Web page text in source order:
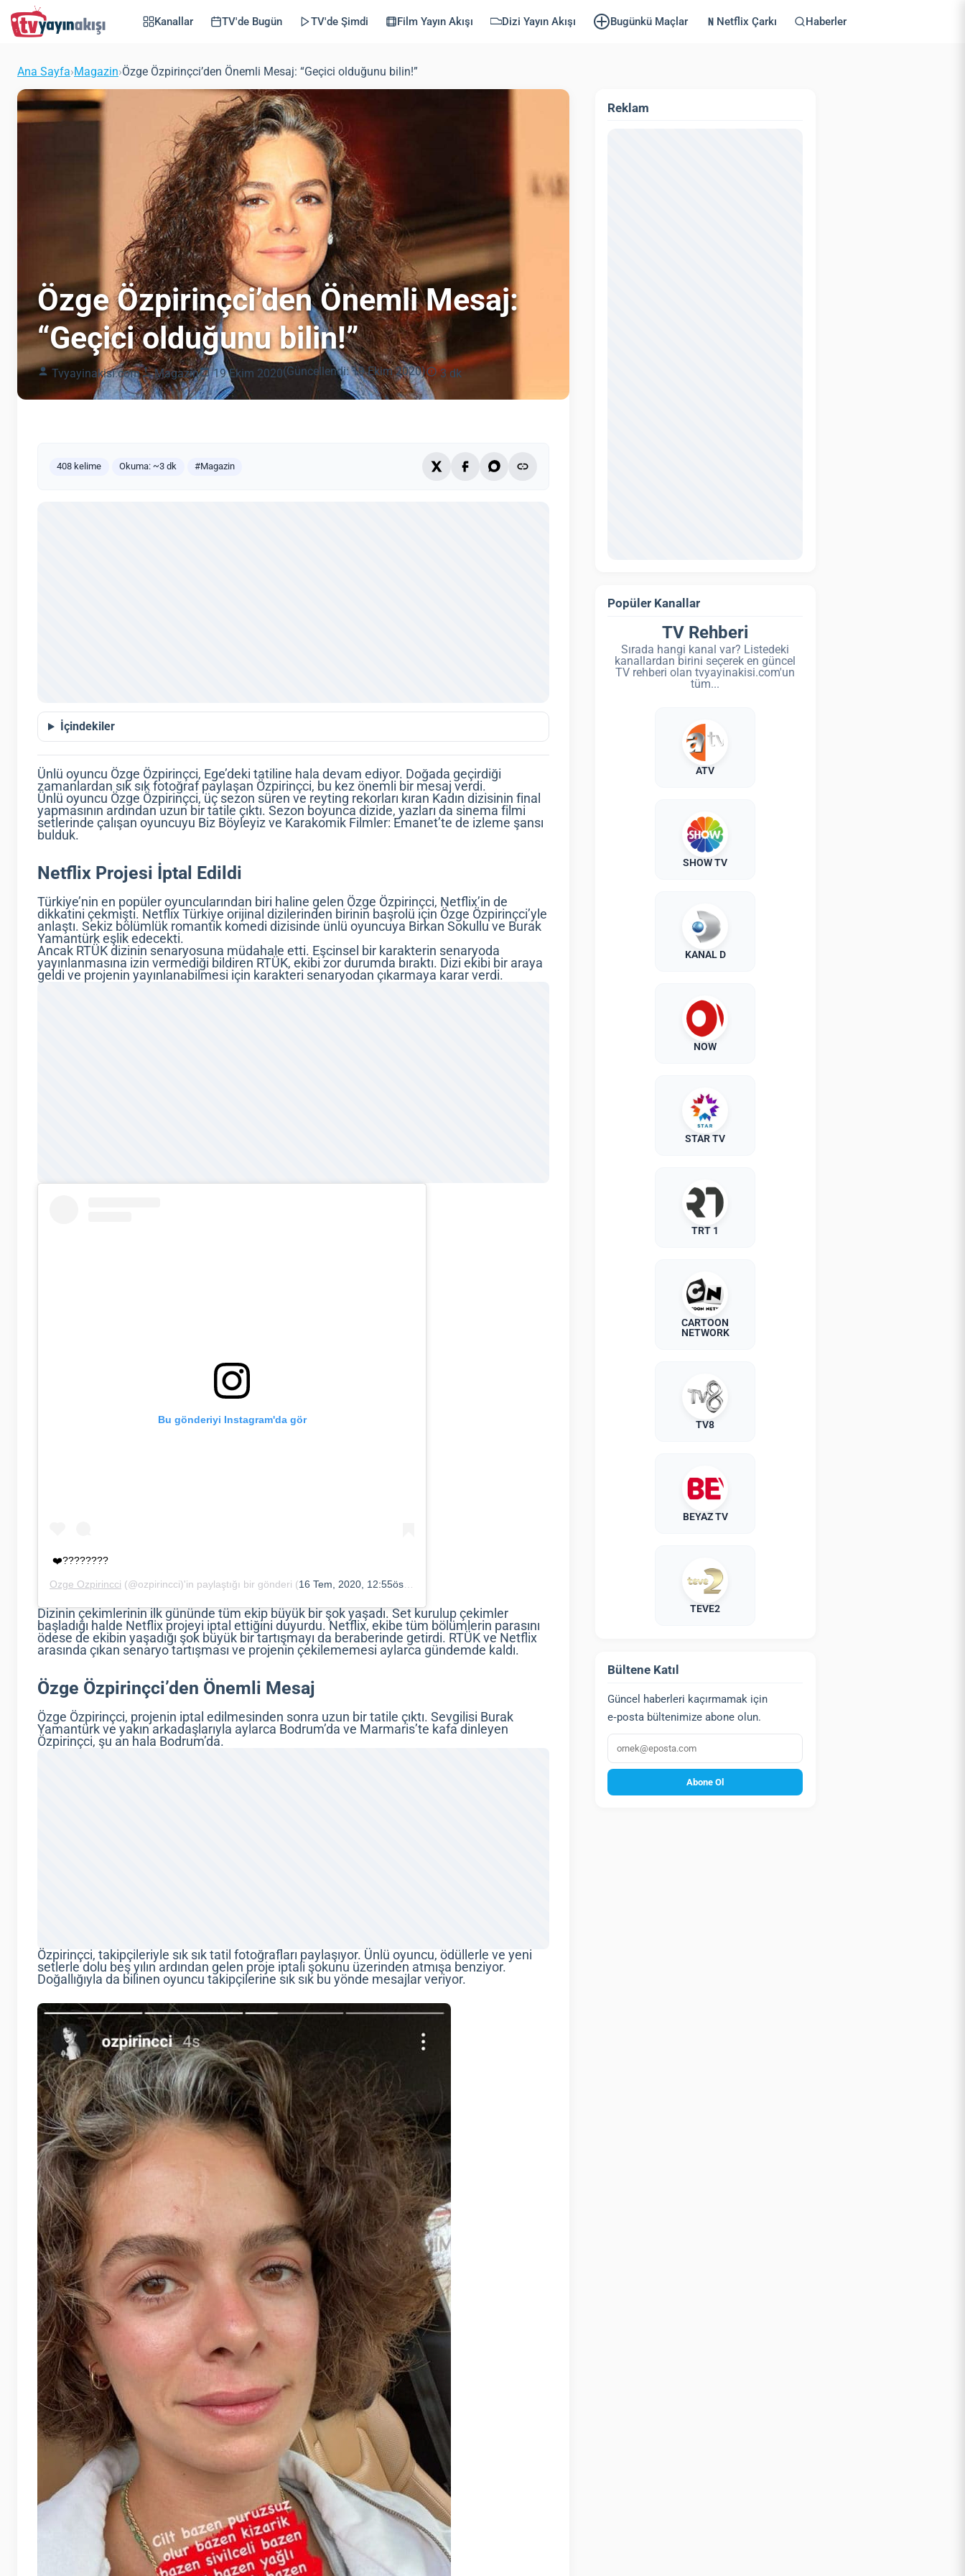
Kanallar TV'de Bugün TV'de Şimdi Film Yayın Akışı Dizi Yayın Akışı Bugünkü Maçlar Netflix Çarkı Haberler
Ana Sayfa›Magazin›Özge Özpirinçci’den Önemli Mesaj: “Geçici olduğunu bilin!”
Özge Özpirinçci’den Önemli Mesaj:
“Geçici olduğunu bilin!”
Tvyayinakisi.com Magazin 19 Ekim 2020(Güncellendi: 19 Ekim 2020) 3 dk
408 kelime Okuma: ~3 dk #Magazin
İçindekiler
Ünlü oyuncu Özge Özpirinçci, Ege’deki tatiline hala devam ediyor. Doğada geçirdiği
zamanlardan sık sık fotoğraf paylaşan Özpirinçci, bu kez önemli bir mesaj verdi.
Ünlü oyuncu Özge Özpirinçci, üç sezon süren ve reyting rekorları kıran Kadın dizisinin final
yapmasının ardından uzun bir tatile çıktı. Sezon boyunca dizide, yazları da sinema filmi
setlerinde çalışan oyuncuyu Biz Böyleyiz ve Karakomik Filmler: Emanet’te de izleme şansı
bulduk.
Netflix Projesi İptal Edildi
Türkiye’nin en popüler oyuncularından biri haline gelen Özge Özpirinçci, Netflix’in de
dikkatini çekmişti. Netflix Türkiye orijinal dizilerinden birinin başrolü için Özge Özpirinçci’yle
anlaştı. Sekiz bölümlük romantik komedi dizisinde ünlü oyuncuya Birkan Sokullu ve Burak
Yamantürk eşlik edecekti.
Ancak RTÜK dizinin senaryosuna müdahale etti. Eşcinsel bir karakterin senaryoda
yayınlanmasına izin vermediği bildiren RTÜK, ekibi zor durumda bıraktı. Dizi ekibi bir araya
geldi ve projenin yayınlanabilmesi için karakteri senaryodan çıkarmaya karar verdi.
Bu gönderiyi Instagram'da gör
❤️????????
Ozge Ozpirincci (@ozpirincci)'in paylaştığı bir gönderi (16 Tem, 2020, 12:55ös PDT
Dizinin çekimlerinin ilk gününde tüm ekip büyük bir şok yaşadı. Set kurulup çekimler
başladığı halde Netflix projeyi iptal ettiğini duyurdu. Netflix, ekibe tüm bölümlerin parasını
ödese de ekibin yaşadığı şok büyük bir tartışmayı da beraberinde getirdi. RTÜK ve Netflix
arasında çıkan senaryo tartışması ve projenin çekilememesi aylarca gündemde kaldı.
Özge Özpirinçci’den Önemli Mesaj
Özge Özpirinçci, projenin iptal edilmesinden sonra uzun bir tatile çıktı. Sevgilisi Burak
Yamantürk ve yakın arkadaşlarıyla aylarca Bodrum’da ve Marmaris’te kafa dinleyen
Özpirinçci, şu an hala Bodrum’da.
Özpirinçci, takipçileriyle sık sık tatil fotoğrafları paylaşıyor. Ünlü oyuncu, ödüllerle ve yeni
setlerle dolu beş yılın ardından gelen proje iptali şokunu üzerinden atmışa benziyor.
Doğallığıyla da bilinen oyuncu takipçilerine sık sık bu yönde mesajlar veriyor.
Reklam
Popüler Kanallar
TV Rehberi
Sırada hangi kanal var? Listedeki
kanallardan birini seçerek en güncel
TV rehberi olan tvyayinakisi.com'un
tüm...
ATV
SHOW TV
KANAL D
NOW
STAR TV
TRT 1
CARTOON
NETWORK
TV8
BEYAZ TV
TEVE2
Bültene Katıl
Güncel haberleri kaçırmamak için
e‑posta bültenimize abone olun.
E‑posta
Abone Ol